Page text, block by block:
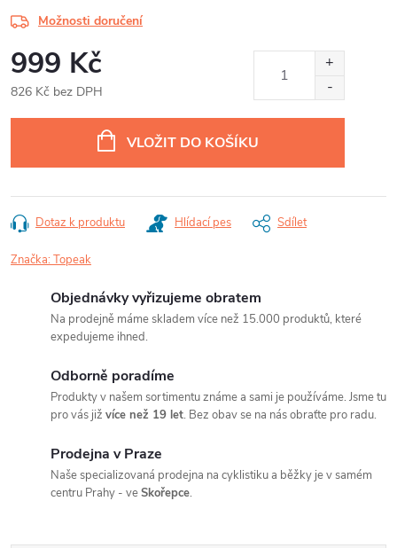
Možnosti doručení
999 Kč
826 Kč bez DPH
VLOŽIT DO KOŠÍKU
Dotaz k produktu Hlídací pes Sdílet
Značka:Topeak
Objednávky vyřizujeme obratem
Na prodejně máme skladem více než 15.000 produktů, které
expedujeme ihned.
Odborně poradíme
Produkty v našem sortimentu známe a sami je používáme. Jsme tu
pro vás již více než 19 let. Bez obav se na nás obraťte pro radu.
Prodejna v Praze
Naše specializovaná prodejna na cyklistiku a běžky je v samém
centru Prahy - veSkořepce.